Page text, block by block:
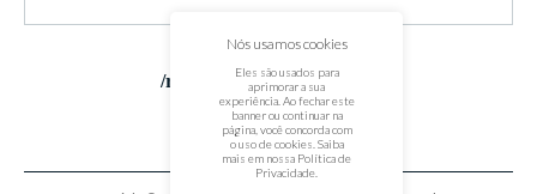
/redes sociais
Nós usamos cookies
Eles são usados para
aprimorar a sua
experiência. Ao fechar este
banner ou continuar na
página, você concorda com
o uso de cookies. Saiba
mais em nossa Política de
Privacidade